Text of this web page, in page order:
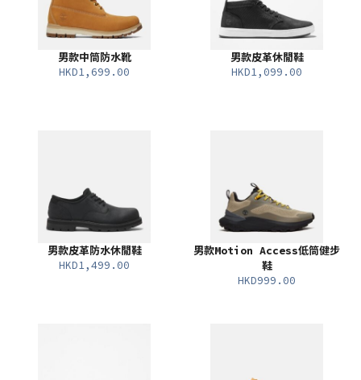
男款中筒防水靴
HKD1,699.00
男款皮革休閒鞋
HKD1,099.00
男款皮革防水休閒鞋
HKD1,499.00
男款Motion Access低筒健步
鞋
HKD999.00